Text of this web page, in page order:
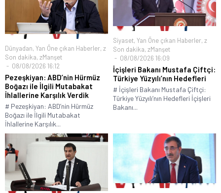
Dünyadan, Yan Öne çıkan Haberler, z
Son dakika, zManşet
08/08/2026 16:12
Pezeşkiyan: ABD’nin Hürmüz
Boğazı ile İlgili Mutabakat
İhlallerine Karşılık Verdik
# Pezeşkiyan: ABD’nin Hürmüz
Boğazı ile İlgili Mutabakat
İhlallerine Karşılık...
Siyaset, Yan Öne çıkan Haberler, z
Son dakika, zManşet
08/08/2026 16:09
İçişleri Bakanı Mustafa Çiftçi:
Türkiye Yüzyılı’nın Hedefleri
# İçişleri Bakanı Mustafa Çiftçi:
Türkiye Yüzyılı’nın Hedefleri İçişleri
Bakanı...